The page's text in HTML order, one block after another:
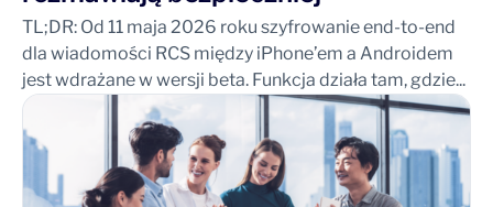
TL;DR: Od 11 maja 2026 roku szyfrowanie end-to-end
dla wiadomości RCS między iPhone’em a Androidem
jest wdrażane w wersji beta. Funkcja działa tam, gdzie...